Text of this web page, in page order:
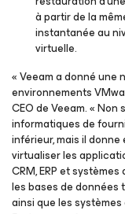
à partir de la
instantanée au
virtuelle.
« Veeam a donné une
environnements
CEO de Veeam. «
informatiques de
inférieur, mais il
virtualiser les
CRM, ERP et
les bases de données
ainsi que les